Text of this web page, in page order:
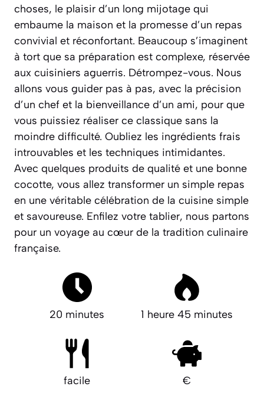
choses, le plaisir d’un long mijotage qui
embaume la maison et la promesse d’un repas
convivial et réconfortant. Beaucoup s’imaginent
à tort que sa préparation est complexe, réservée
aux cuisiniers aguerris. Détrompez-vous. Nous
allons vous guider pas à pas, avec la précision
d’un chef et la bienveillance d’un ami, pour que
vous puissiez réaliser ce classique sans la
moindre difficulté. Oubliez les ingrédients frais
introuvables et les techniques intimidantes.
Avec quelques produits de qualité et une bonne
cocotte, vous allez transformer un simple repas
en une véritable célébration de la cuisine simple
et savoureuse. Enfilez votre tablier, nous partons
pour un voyage au cœur de la tradition culinaire
française.
20 minutes 1 heure 45 minutes
facile €